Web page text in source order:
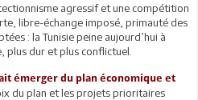
agressif et une compétition
libre-échange imposé, primauté des
: la Tunisie peine aujourd’hui à
plus dur et plus conflictuel.
émerger du plan économique et
du plan et les projets prioritaires